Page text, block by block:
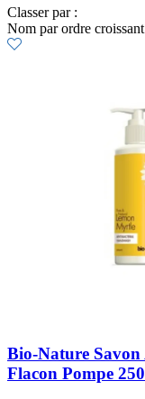
Classer par :
Nom par ordre
Bio-Nature
Flacon Pompe